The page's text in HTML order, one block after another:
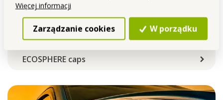
Więcej informacji
Zarządzanie cookies W porządku
ECOSPHERE caps